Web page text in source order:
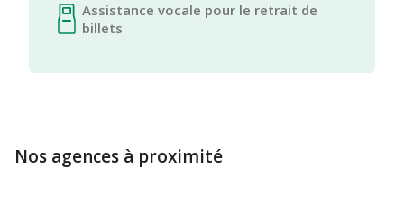
Assistance vocale pour le retrait de
billets
Nos agences à proximité